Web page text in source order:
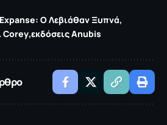
Expanse: Ο Λεβιάθαν Ξυπνά
Corey εκδόσεις Anubis